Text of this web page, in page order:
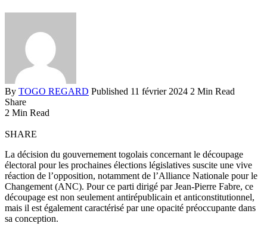
By TOGO REGARD Published 11 février 2024 2 Min Read
Share
2 Min Read
SHARE
La décision du gouvernement togolais concernant le découpage
électoral pour les prochaines élections législatives suscite une vive
réaction de l’opposition, notamment de l’Alliance Nationale pour le
Changement (ANC). Pour ce parti dirigé par Jean-Pierre Fabre, ce
découpage est non seulement antirépublicain et anticonstitutionnel,
mais il est également caractérisé par une opacité préoccupante dans
sa conception.